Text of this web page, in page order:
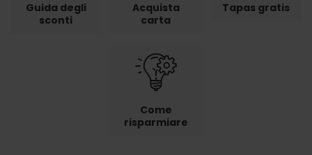
Guida degli
sconti
Acquista
carta
Tapas gratis
Come
risparmiare